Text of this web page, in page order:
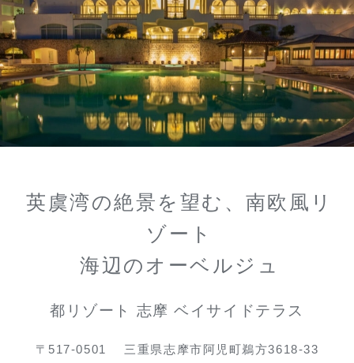
英虞湾の絶景を望む、南欧風リ
ゾート
海辺のオーベルジュ
都リゾート 志摩 ベイサイドテラス
〒517-0501
三重県志摩市阿児町鵜方3618-33